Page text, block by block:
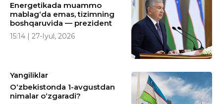
Energetikada muammo
mablag‘da emas, tizimning
boshqaruvida — prezident
15:14 | 27-Iyul, 2026
Yangiliklar
O‘zbekistonda 1-avgustdan
nimalar o‘zgaradi?